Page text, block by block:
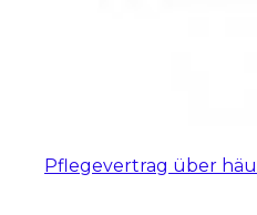
Pflegevertrag über